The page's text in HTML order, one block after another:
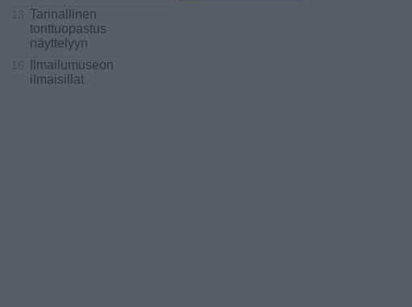
Tarinallinen
tonttuopastus
näyttelyyn
Ilmailumuseon
ilmaisillat